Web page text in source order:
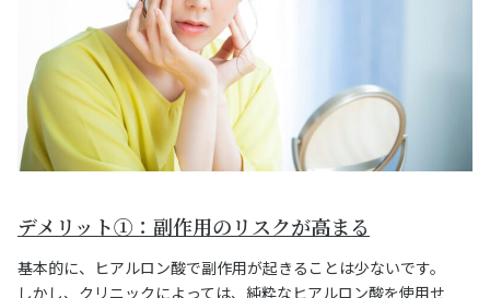
デメリット①：副作用のリスクが高まる
基本的に、ヒアルロン酸で副作用が起きることは少ないです。
しかし、クリニックによっては、純粋なヒアルロン酸を使用せ